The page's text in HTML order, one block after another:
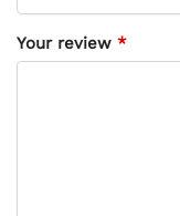
Your review *